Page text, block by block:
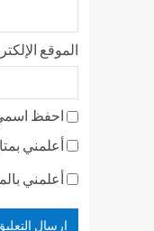
الموقع
احفظ
أعلمني
أعلمني